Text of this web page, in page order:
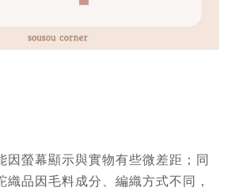
因螢幕顯示與實物有些微差距；同
織品因毛料成分、編織方式不同，